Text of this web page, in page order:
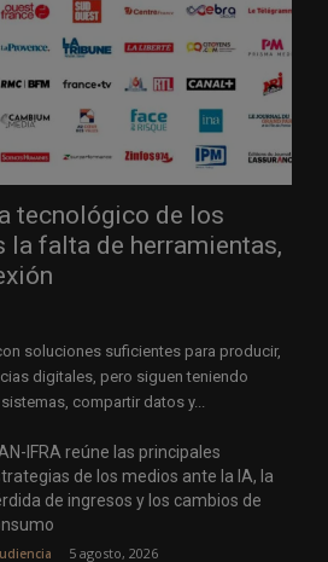
tecnológico de los
la falta de herramientas,
soluciones suficientes para producir,
digitales, pero siguen teniendo
compartir datos y...
IFRA reúne las principales
de los medios ante la IA, la
de ingresos y los cambios de
5 agosto, 2026